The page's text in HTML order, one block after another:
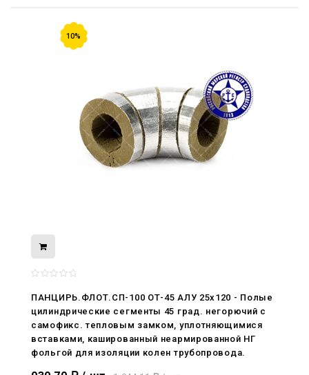
10%
ПАНЦИРЬ.ФЛОТ.СП-100 ОТ-45 АЛУ 25x120 - Полые
цилиндрические сегменты 45 град. негорючий c
самофикс. тепловым замком, уплотняющимися
вставками, кашированный неармированной НГ
фольгой для изоляции колен трубопровода.
С Днём Победы. Память, которая с
29.04.2026